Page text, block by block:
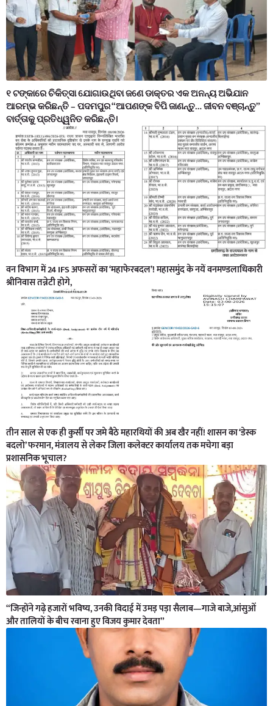
୧ ଟଙ୍କାରେ ଚିକିତ୍ସା ଯୋଗାଉଥିବା ଜଣେ ଡାକ୍ତର ଏକ ଅନନ୍ୟ ଅଭିଯାନ
ଆରମ୍ଭ କରିଛନ୍ତି – ପଦମପୁର “ଆପଣଙ୍କ ବିପି ଜାଣନ୍ତୁ… ଜୀବନ ବଞ୍ଚାନ୍ତୁ”
ବାର୍ତ୍ତାକୁ ପ୍ରତିଧ୍ୱନିତ କରିଛନ୍ତି।
वन विभाग में 24 IFS अफसरों का ‘महाफेरबदल’! महासमुंद के नयें वनमण्डलाधिकारी
श्रीनिवास तन्नेटी होगे,
तीन साल से एक ही कुर्सी पर जमे बैठे महारथियों की अब खैर नहीं! शासन का ‘डेस्क
बदलो’ फरमान, मंत्रालय से लेकर जिला कलेक्टर कार्यालय तक मचेगा बड़ा
प्रशासनिक भूचाल?
“जिन्होंने गढ़े हजारों भविष्य, उनकी विदाई में उमड़ पड़ा सैलाब—गाजे बाजे,आंसुओं
और तालियों के बीच रवाना हुए विजय कुमार देवता”